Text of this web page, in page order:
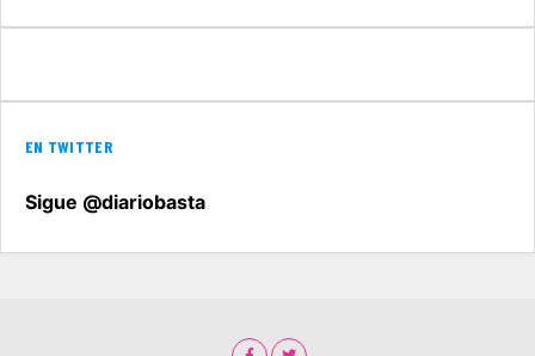
EN TWITTER
Sigue @diariobasta